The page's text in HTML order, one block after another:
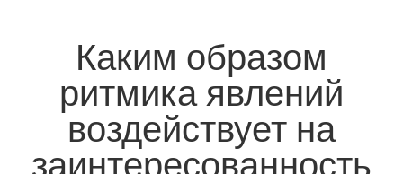
Каким образом
ритмика явлений
воздействует на